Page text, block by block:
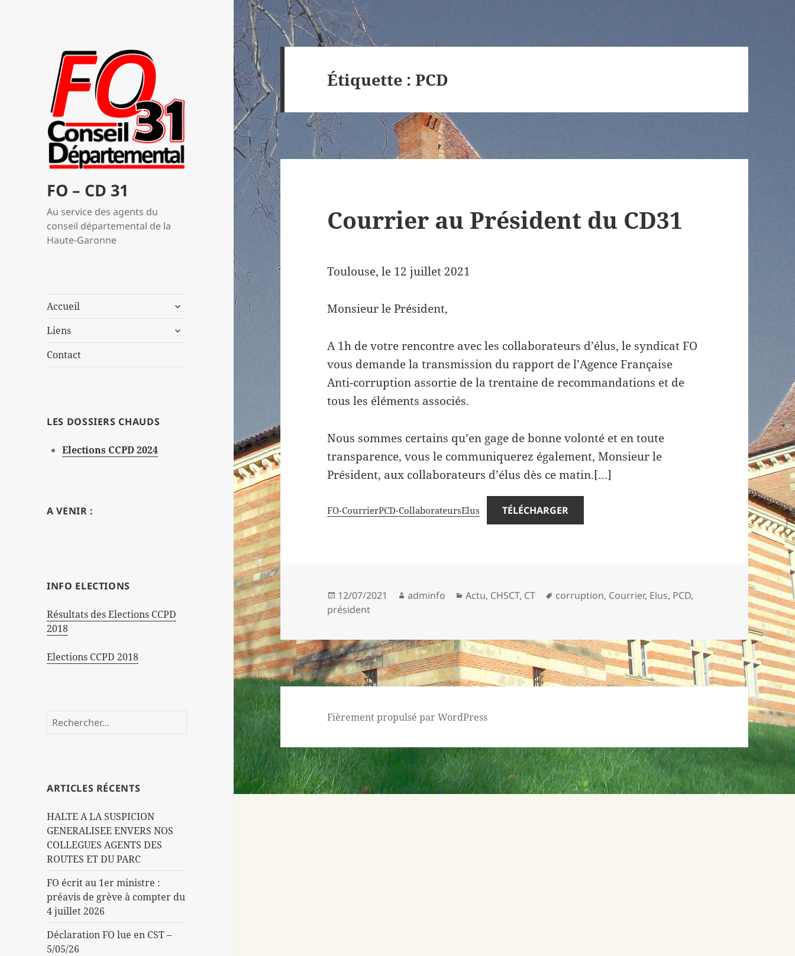
FO – CD 31
Au service des agents du
conseil départemental de la
Haute-Garonne
Accueil
ouvrir
sous-
Liens
ouvrir
Contact
LES DOSSIERS CHAUDS
Elections CCPD 2024
A VENIR :
INFO ELECTIONS
Résultats des Elections CCPD
2018
Elections CCPD 2018
Rechercher :
ARTICLES RÉCENTS
HALTE A LA SUSPICION
GENERALISEE ENVERS NOS
COLLEGUES AGENTS DES
ROUTES ET DU PARC
FO écrit au 1er ministre :
préavis de grève à compter du
4 juillet 2026
Déclaration FO lue en CST –
5/05/26
Étiquette :PCD
Courrier au Président du CD31
Toulouse, le 12 juillet 2021
Monsieur le Président,
A 1h de votre rencontre avec les collaborateurs d’élus, le syndicat FO
vous demande la transmission du rapport de l’Agence Française
Anti-corruption assortie de la trentaine de recommandations et de
tous les éléments associés.
Nous sommes certains qu’en gage de bonne volonté et en toute
transparence, vous le communiquerez également, Monsieur le
Président, aux collaborateurs d’élus dès ce matin.[…]
FO-CourrierPCD-CollaborateursElus TÉLÉCHARGER
Publié
le
12/07/2021 Auteur
adminfo Catégories
Actu, CHSCT, CT
Mots-
corruption, Courrier, Elus, PCD,
président
Fièrement propulsé par WordPress